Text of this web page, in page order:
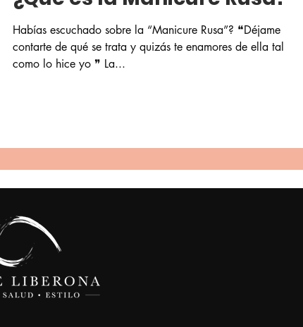
Habías escuchado sobre la “Manicure Rusa”? ❝Déjame
contarte de qué se trata y quizás te enamores de ella tal
como lo hice yo ❞ La...